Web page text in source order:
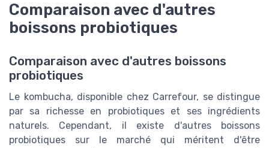
Comparaison avec d'autres
boissons probiotiques
Comparaison avec d'autres boissons
probiotiques
Le kombucha, disponible chez Carrefour, se distingue
par sa richesse en probiotiques et ses ingrédients
naturels. Cependant, il existe d'autres boissons
probiotiques sur le marché qui méritent d'être